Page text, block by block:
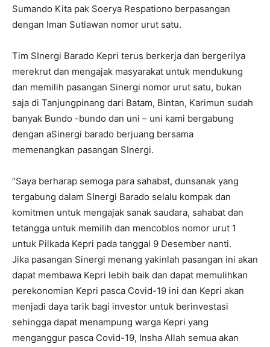
Sumando Kita pak Soerya Respationo berpasangan
dengan Iman Sutiawan nomor urut satu.
Tim SInergi Barado Kepri terus berkerja dan bergerilya
merekrut dan mengajak masyarakat untuk mendukung
dan memilih pasangan Sinergi nomor urut satu, bukan
saja di Tanjungpinang dari Batam, Bintan, Karimun sudah
banyak Bundo -bundo dan uni – uni kami bergabung
dengan aSinergi barado berjuang bersama
memenangkan pasangan SInergi.
“Saya berharap semoga para sahabat, dunsanak yang
tergabung dalam SInergi Barado selalu kompak dan
komitmen untuk mengajak sanak saudara, sahabat dan
tetangga untuk memilih dan mencoblos nomor urut 1
untuk Pilkada Kepri pada tanggal 9 Desember nanti.
Jika pasangan Sinergi menang yakinlah pasangan ini akan
dapat membawa Kepri lebih baik dan dapat memulihkan
perekonomian Kepri pasca Covid-19 ini dan Kepri akan
menjadi daya tarik bagi investor untuk berinvestasi
sehingga dapat menampung warga Kepri yang
menganggur pasca Covid-19, Insha Allah semua akan